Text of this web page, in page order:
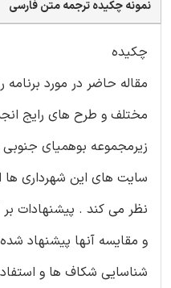
نمونه چکیده ترجمه متن فارسی
چکیده
مقاله حاضر در مورد
مختلف و طرح های رایج
زیرمجموعه بوهمیای
سایت های این شهرداری ها
نظر می کند . پیشنهادات
و مقایسه آنها پیشنهاد شده
شناسایی شکاف ها و